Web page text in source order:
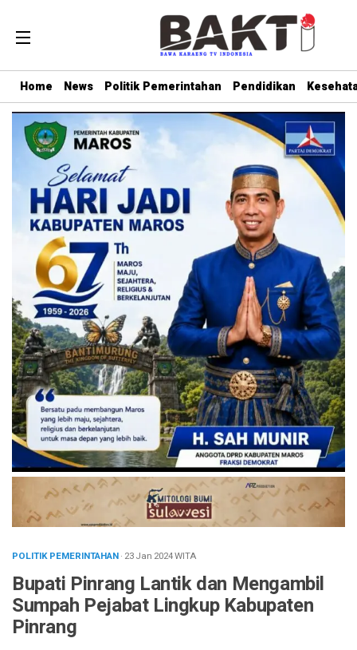
Home News Politik Pemerintahan Pendidikan
POLITIK PEMERINTAHAN· 23 Jan 2024WITA
Bupati Pinrang Lantik dan Mengambil
Sumpah Pejabat Lingkup Kabupaten
Pinrang